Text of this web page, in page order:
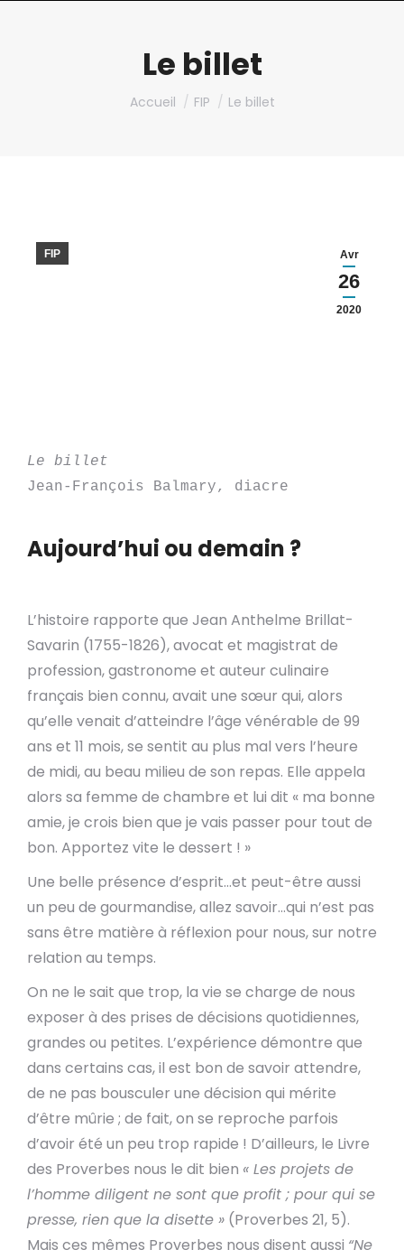
Le billet
Vous êtes ici :
Accueil FIP Le billet
Avr
26
2020
FIP
Le billet
Jean-François Balmary, diacre
Aujourd’hui ou demain ?
L’histoire rapporte que Jean Anthelme Brillat-
Savarin (1755-1826), avocat et magistrat de
profession, gastronome et auteur culinaire
français bien connu, avait une sœur qui, alors
qu’elle venait d’atteindre l’âge vénérable de 99
ans et 11 mois, se sentit au plus mal vers l’heure
de midi, au beau milieu de son repas. Elle appela
alors sa femme de chambre et lui dit « ma bonne
amie, je crois bien que je vais passer pour tout de
bon. Apportez vite le dessert ! »
Une belle présence d’esprit…et peut-être aussi
un peu de gourmandise, allez savoir…qui n’est pas
sans être matière à réflexion pour nous, sur notre
relation au temps.
On ne le sait que trop, la vie se charge de nous
exposer à des prises de décisions quotidiennes,
grandes ou petites. L’expérience démontre que
dans certains cas, il est bon de savoir attendre,
de ne pas bousculer une décision qui mérite
d’être mûrie ; de fait, on se reproche parfois
d’avoir été un peu trop rapide ! D’ailleurs, le Livre
des Proverbes nous le dit bien « Les projets de
l’homme diligent ne sont que profit ; pour qui se
presse, rien que la disette » (Proverbes 21, 5).
Mais ces mêmes Proverbes nous disent aussi “Ne